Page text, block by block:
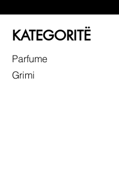
KATEGORITË
Parfume
Grimi